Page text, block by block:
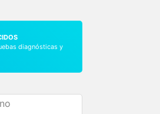
diagnósticas y